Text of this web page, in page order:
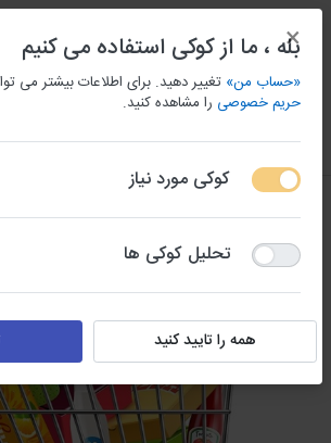
منو ورود/ثبت نام مقايسه كردن
×
بله ، ما از کوکی استفاده می کنیم
«حساب من» تغییر دهید. برای اطلاعات بیشتر می
حریم خصوصی را مشاهده کنید.
کوکی مورد نیاز
تحلیل کوکی ها
همه را تایید کنید